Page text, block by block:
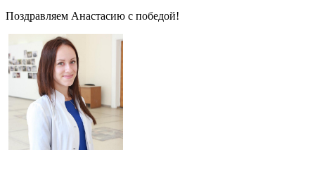
Поздравляем Анастасию с победой!